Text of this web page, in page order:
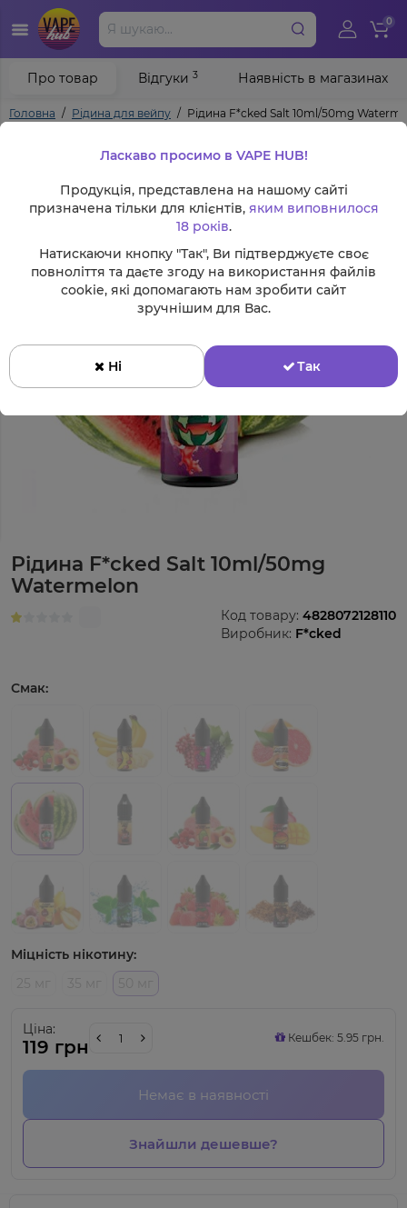
0
Головна Рідина для вейпу Рідина F*cked Salt 10ml/50mg
Рідина F*cked Salt 10ml/50mg
Watermelon
Виробник: F*cked
Код товару: 4828072128110
Смак:
Міцність нікотину:
Ціна:
119 грн Кешбек: 5.95 грн.
Немає в наявності
Знайшли дешевше?
Про товар Відгуки 3 Наявність в магазинах
Ласкаво просимо в VAPE HUB!
Продукція, представлена на нашому сайті
призначена тільки для клієнтів, яким виповнилося
18 років.
Натискаючи кнопку "Так", Ви підтверджуєте своє
повноліття та даєте згоду на використання файлів
cookie, які допомагають нам зробити сайт
зручнішим для Вас.
Ні Так